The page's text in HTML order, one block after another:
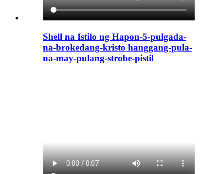
Shell na Istilo ng Hapon-5-pulgada-
na-brokedang-kristo hanggang-pula-
na-may-pulang-strobe-pistil